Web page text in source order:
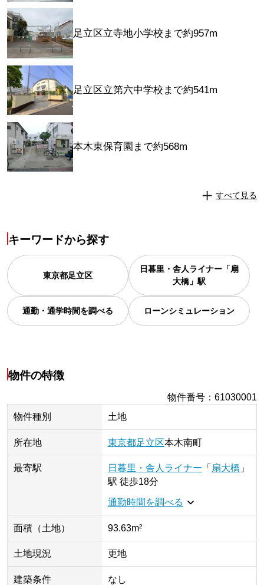
足立区立寺地小学校まで約957m
足立区立第六中学校まで約541m
本木東保育園まで約568m
すべて見る
キーワードから探す
東京都足立区
日暮里・舎人ライナー「扇
大橋」駅
通勤・通学時間を調べる ローンシミュレーション
物件の特徴
物件番号 ：61030001
物件種別
土地
所在地 東京都足立区本木南町
最寄駅 日暮里・舎人ライナー 「 扇大橋 」
駅 徒歩18分
通勤時間を調べる
面積（土地） 93.63m²
土地現況 更地
建築条件 なし